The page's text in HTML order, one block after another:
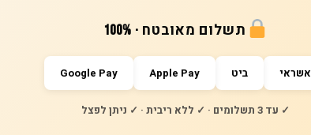
תשלום מאובטח · 100%
אשראי ביט Apple Pay
Google Pay
✓ עד 3 תשלומים · ✓ ללא ריבית · ✓ ניתן לפצל